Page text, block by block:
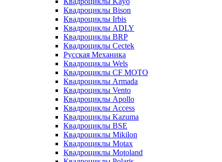
Квадроциклы Bison
Квадроциклы Irbis
Квадроциклы ADLY
Квадроциклы BRP
Квадроциклы Cectek
Русская Механика
Квадроциклы Wels
Квадроциклы CF MOTO
Квадроциклы Armada
Квадроциклы Vento
Квадроциклы Apollo
Квадроциклы Access
Квадроциклы Kazuma
Квадроциклы BSE
Квадроциклы Mikilon
Квадроциклы Motax
Квадроциклы Motoland